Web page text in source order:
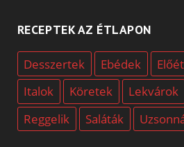
RECEPTEK AZ ÉTLAPON
Desszertek Ebédek
Italok
Köretek Lekvárok
Reggelik
Saláták